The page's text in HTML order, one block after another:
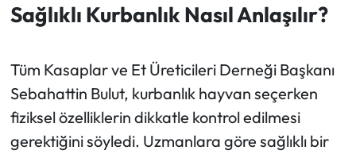
Sağlıklı Kurbanlık Nasıl Anlaşılır?
Tüm Kasaplar ve Et Üreticileri Derneği Başkanı
Sebahattin Bulut, kurbanlık hayvan seçerken
fiziksel özelliklerin dikkatle kontrol edilmesi
gerektiğini söyledi. Uzmanlara göre sağlıklı bir